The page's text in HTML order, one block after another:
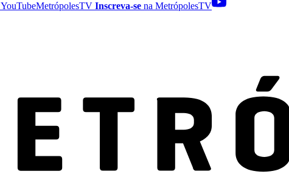
YouTubeMetrópolesTV Inscreva-se na MetrópolesTV